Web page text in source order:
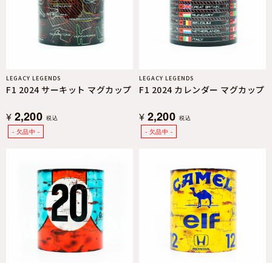
LEGACY LEGENDS
F1 2024 サーキット マグカップ
¥ 2,200 税込
LEGACY LEGENDS
F1 2024 カレンダー マグカップ
¥ 2,200 税込